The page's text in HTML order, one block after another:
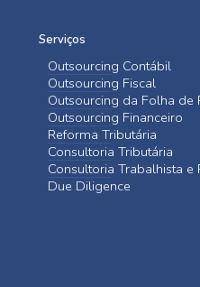
Serviços
Outsourcing Contábil
Outsourcing Fiscal
Outsourcing da Folha de
Outsourcing Financeiro
Reforma Tributária
Consultoria Tributária
Consultoria Trabalhista e
Due Diligence